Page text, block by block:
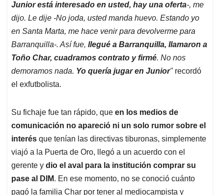
Junior está interesado en usted, hay una oferta-, me
dijo. Le dije -No joda, usted manda huevo. Estando yo
en Santa Marta, me hace venir para devolverme para
Barranquilla-. Así fue, llegué a Barranquilla, llamaron a
Toño Char, cuadramos contrato y firmé. No nos
demoramos nada. Yo quería jugar en Junior" recordó
el exfutbolista.
Su fichaje fue tan rápido, que en los medios de
comunicación no apareció ni un solo rumor sobre el
interés que tenían las directivas tiburonas, simplemente
viajó a la Puerta de Oro, llegó a un acuerdo con el
gerente y dio el aval para la institución comprar su
pase al DIM. En ese momento, no se conoció cuánto
pagó la familia Char por tener al mediocampista y